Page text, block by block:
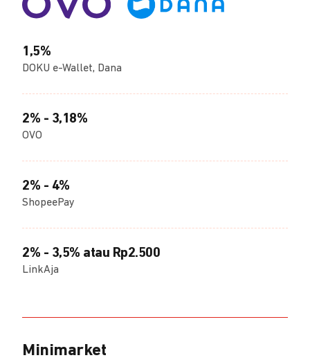
1,5%
DOKU e-Wallet, Dana
2% - 3,18%
OVO
2% - 4%
ShopeePay
2% - 3,5% atau Rp2.500
LinkAja
Minimarket